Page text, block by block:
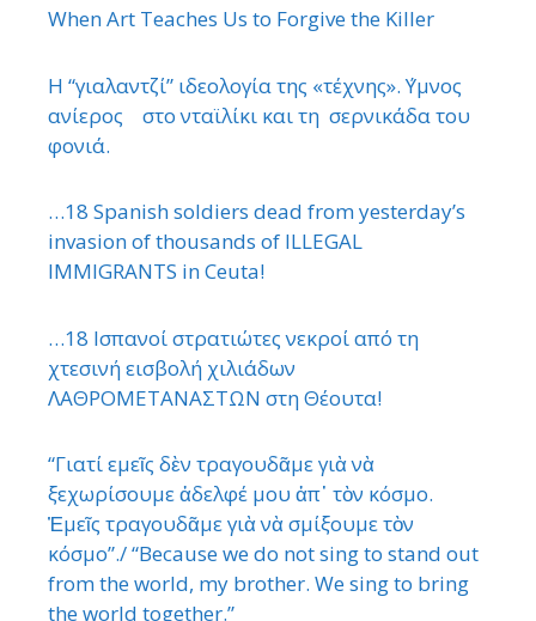
When Art Teaches Us to Forgive the Killer
Η “γιαλαντζί” ιδεολογία της «τέχνης». ΄Υμνος
ανίερος στο νταϊλίκι και τη σερνικάδα του
φονιά.
…18 Spanish soldiers dead from yesterday’s
invasion of thousands of ILLEGAL
IMMIGRANTS in Ceuta!
…18 Ισπανοί στρατιώτες νεκροί από τη
χτεσινή εισβολή χιλιάδων
ΛΑΘΡΟΜΕΤΑΝΑΣΤΩΝ στη Θέουτα!
“Γιατί εμεῖς δὲν τραγουδᾶμε γιὰ νὰ
ξεχωρίσουμε ἀδελφέ μου ἀπ᾿ τὸν κόσμο.
Ἐμεῖς τραγουδᾶμε γιὰ νὰ σμίξουμε τὸν
κόσμο”./ “Because we do not sing to stand out
from the world, my brother. We sing to bring
the world together.”